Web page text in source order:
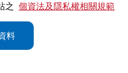
之 個資法及隱私權相關規範
料